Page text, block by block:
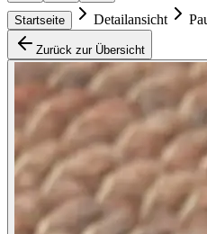
Startseite Detailansicht
Zurück zur Übersicht